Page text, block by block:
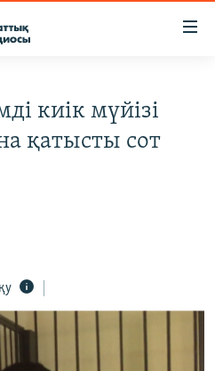
киік мүйізі
қатысты сот